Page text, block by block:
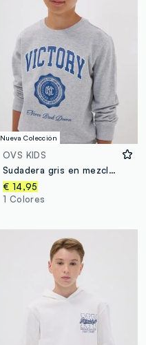
Nueva Colección
OVS KIDS
Sudadera gris en mezcla de algodón y viscosa con mensaje “Victory” para niño
€ 14,95
1 Colores